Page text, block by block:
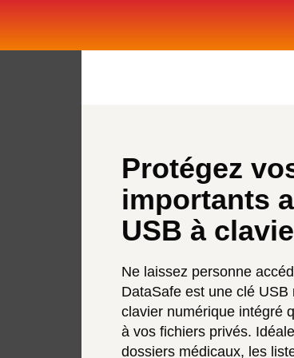
Protégez
importants
USB à
Ne laissez personne
DataSafe est une clé USB
clavier numérique intégré
à vos fichiers privés.
dossiers médicaux, les